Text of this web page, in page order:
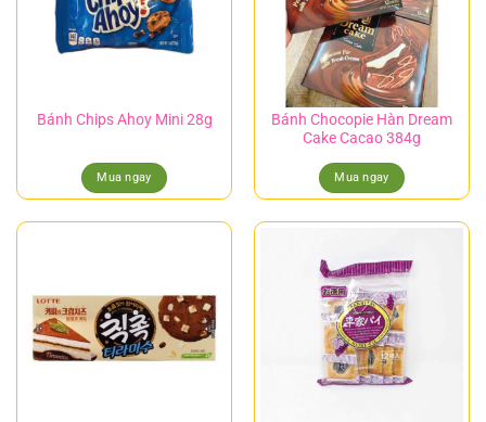
Bánh Chips Ahoy Mini 28g
Mua ngay
Bánh Chocopie Hàn Dream
Cake Cacao 384g
Mua ngay